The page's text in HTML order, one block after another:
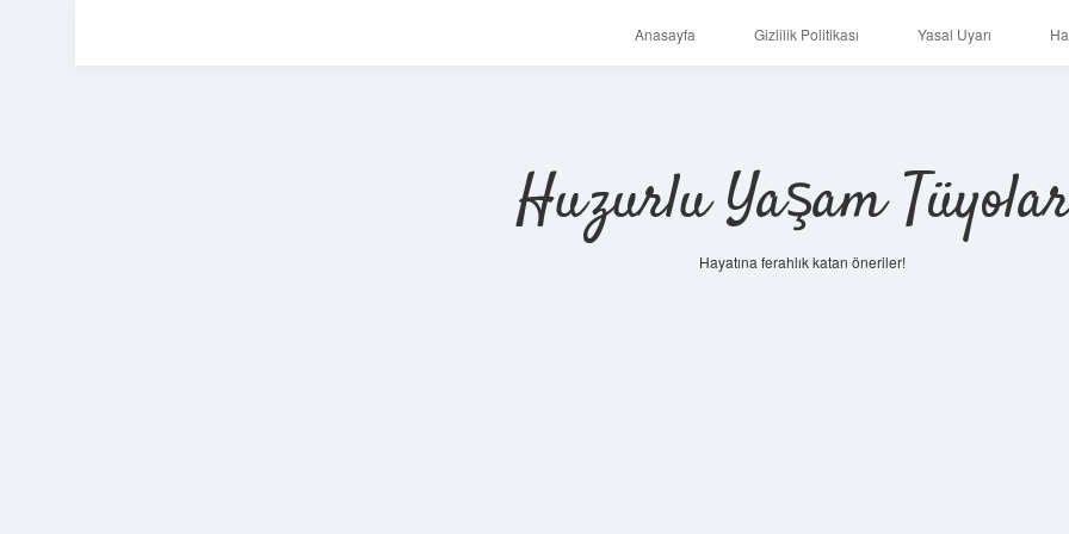
Anasayfa Gizlilik Politikası Yasal Uyarı
Huzurlu Yaşam
Hayatına ferahlık katan öneriler!